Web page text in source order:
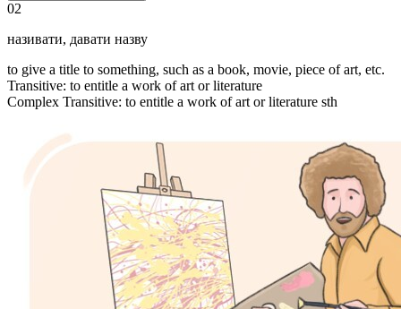
02
називати, давати назву
to give a title to something, such as a book, movie, piece of art, etc.
Transitive: to entitle a work of art or literature
Complex Transitive: to entitle a work of art or literature sth